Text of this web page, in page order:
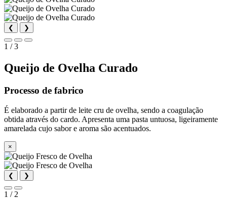
❮ ❯
1 / 3
Queijo de Ovelha Curado
Processo de fabrico
É elaborado a partir de leite cru de ovelha, sendo a coagulação
obtida através do cardo. Apresenta uma pasta untuosa, ligeiramente
amarelada cujo sabor e aroma são acentuados.
×
❮ ❯
1 / 2